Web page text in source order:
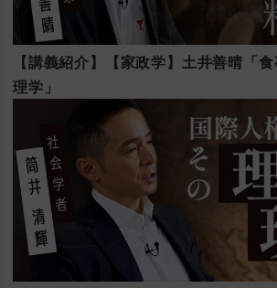
【講義紹介】【家政学】土井善晴「
理学」